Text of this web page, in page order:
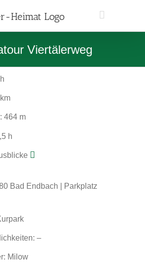
Viertälerweg
464 m
h
Bad Endbach | Parkplatz
–
Milow